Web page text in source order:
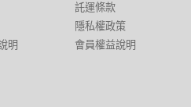
明
託運條款
隱私權政策
會員權益說明